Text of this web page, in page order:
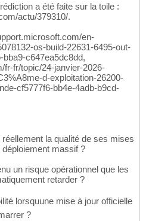
a été faite sur la toile :
actu/379310/.
en-
os-build-22631-6495-out-
bba9-c647ea5dc8dd,
fr-fr/topic/24-janvier-2026-
d-exploitation-26200-
cf5777f6-bb4e-4adb-b9cd-
la qualité de ses mises
massif ?
un risque opérationnel que les
retarder ?
lorsquune mise à jour officielle
?